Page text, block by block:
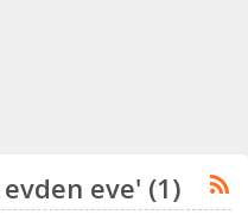
eve' (1)